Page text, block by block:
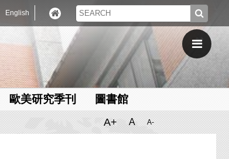
English
歐美研究季刊 圖書館
A+ A A-